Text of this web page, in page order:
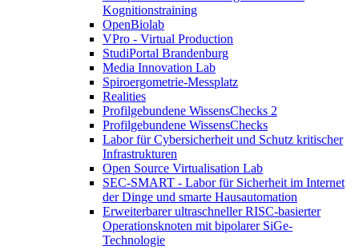
Kognitionstraining
OpenBiolab
VPro - Virtual Production
StudiPortal Brandenburg
Media Innovation Lab
Spiroergometrie-Messplatz
Realities
Profilgebundene WissensChecks 2
Profilgebundene WissensChecks
Labor für Cybersicherheit und Schutz kritischer
Infrastrukturen
Open Source Virtualisation Lab
SEC-SMART - Labor für Sicherheit im Internet
der Dinge und smarte Hausautomation
Erweiterbarer ultraschneller RISC-basierter
Operationsknoten mit bipolarer SiGe-
Technologie